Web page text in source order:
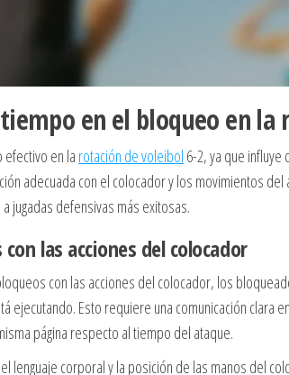
en el bloqueo en la
efectivo en la rotación de voleibol 6-2, ya que
adecuada con el colocador y los movimientos
jugadas defensivas más exitosas.
las acciones del colocador
con las acciones del colocador, los
ejecutando. Esto requiere una comunicación clara
página respecto al tiempo del ataque.
lenguaje corporal y la posición de las manos del